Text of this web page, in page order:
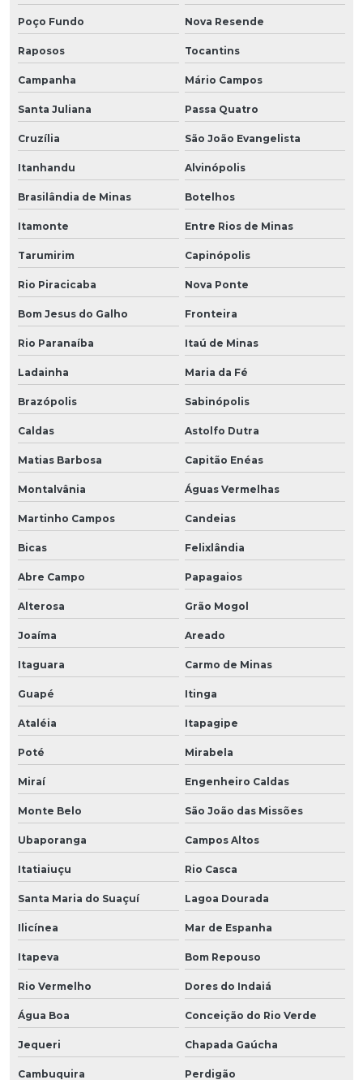
Poço Fundo Nova Resende
Raposos Tocantins
Campanha Mário Campos
Santa Juliana Passa Quatro
Cruzília São João Evangelista
Itanhandu Alvinópolis
Brasilândia de Minas Botelhos
Itamonte Entre Rios de Minas
Tarumirim Capinópolis
Rio Piracicaba Nova Ponte
Bom Jesus do Galho Fronteira
Rio Paranaíba Itaú de Minas
Ladainha Maria da Fé
Brazópolis Sabinópolis
Caldas Astolfo Dutra
Matias Barbosa Capitão Enéas
Montalvânia Águas Vermelhas
Martinho Campos Candeias
Bicas Felixlândia
Abre Campo Papagaios
Alterosa Grão Mogol
Joaíma Areado
Itaguara Carmo de Minas
Guapé Itinga
Ataléia Itapagipe
Poté Mirabela
Miraí Engenheiro Caldas
Monte Belo São João das Missões
Ubaporanga Campos Altos
Itatiaiuçu Rio Casca
Santa Maria do Suaçuí Lagoa Dourada
Ilicínea Mar de Espanha
Itapeva Bom Repouso
Rio Vermelho Dores do Indaiá
Água Boa Conceição do Rio Verde
Jequeri Chapada Gaúcha
Cambuquira Perdigão